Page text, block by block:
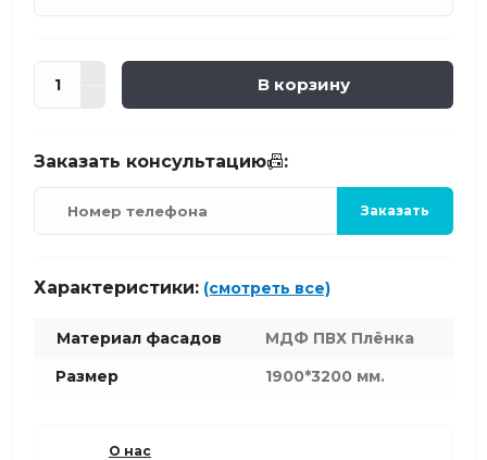
В корзину
Заказать консультацию📠:
Заказать
Характеристики: (смотреть все)
Материал фасадов
МДФ ПВХ Плёнка
Размер
1900*3200 мм.
О нас